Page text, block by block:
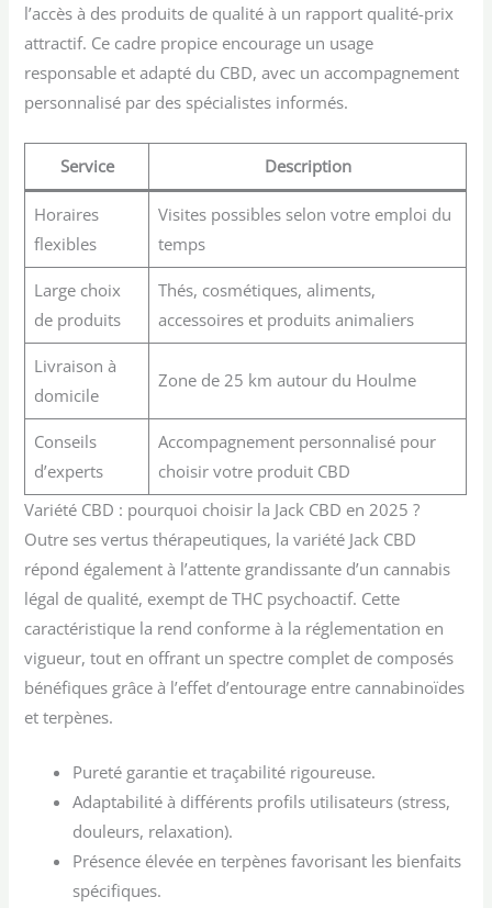
l’accès à des produits de qualité à un rapport qualité-prix
attractif. Ce cadre propice encourage un usage
responsable et adapté du CBD, avec un accompagnement
personnalisé par des spécialistes informés.
Service Description
Horaires
flexibles
Visites possibles selon votre emploi du
temps
Large choix
de produits
Thés, cosmétiques, aliments,
accessoires et produits animaliers
Livraison à
domicile
Zone de 25 km autour du Houlme
Conseils
d’experts
Accompagnement personnalisé pour
choisir votre produit CBD
Variété CBD : pourquoi choisir la Jack CBD en 2025 ?
Outre ses vertus thérapeutiques, la variété Jack CBD
répond également à l’attente grandissante d’un cannabis
légal de qualité, exempt de THC psychoactif. Cette
caractéristique la rend conforme à la réglementation en
vigueur, tout en offrant un spectre complet de composés
bénéfiques grâce à l’effet d’entourage entre cannabinoïdes
et terpènes.
Pureté garantie et traçabilité rigoureuse.
Adaptabilité à différents profils utilisateurs (stress,
douleurs, relaxation).
Présence élevée en terpènes favorisant les bienfaits
spécifiques.